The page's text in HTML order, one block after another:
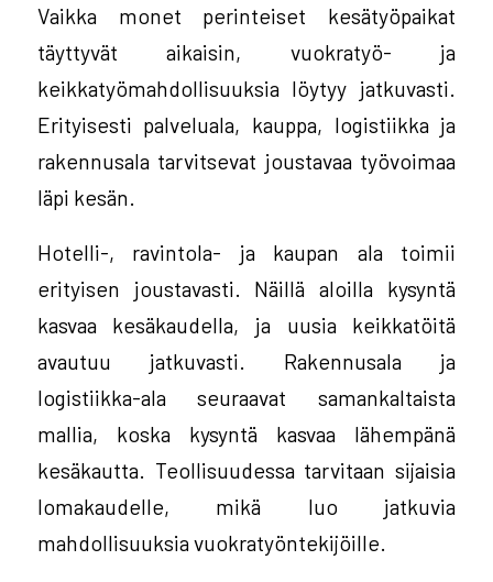
Vaikka monet perinteiset kesätyöpaikat
täyttyvät aikaisin, vuokratyö- ja
keikkatyömahdollisuuksia löytyy jatkuvasti.
Erityisesti palveluala, kauppa, logistiikka ja
rakennusala tarvitsevat joustavaa työvoimaa
läpi kesän.
Hotelli-, ravintola- ja kaupan ala toimii
erityisen joustavasti. Näillä aloilla kysyntä
kasvaa kesäkaudella, ja uusia keikkatöitä
avautuu jatkuvasti. Rakennusala ja
logistiikka-ala seuraavat samankaltaista
mallia, koska kysyntä kasvaa lähempänä
kesäkautta. Teollisuudessa tarvitaan sijaisia
lomakaudelle, mikä luo jatkuvia
mahdollisuuksia vuokratyöntekijöille.